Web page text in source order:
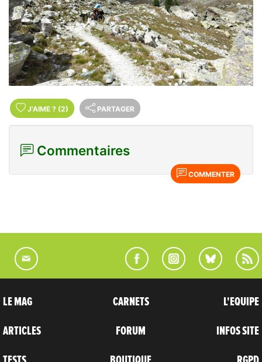
J'AIME ? (2) PARTAGER
Commentaires
COMMENTER
LE MAG
ARTICLES
CARNETS
FORUM
L'EQUIPE
INFOS SITE